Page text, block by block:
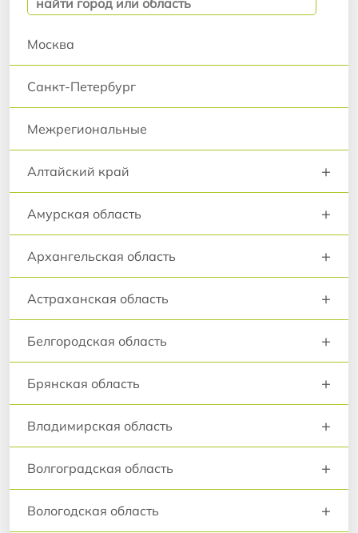
Москва
Санкт-Петербург
Межрегиональные
Алтайский край +
Амурская область +
Архангельская область +
Астраханская область +
Белгородская область +
Брянская область +
Владимирская область +
Волгоградская область +
Вологодская область +